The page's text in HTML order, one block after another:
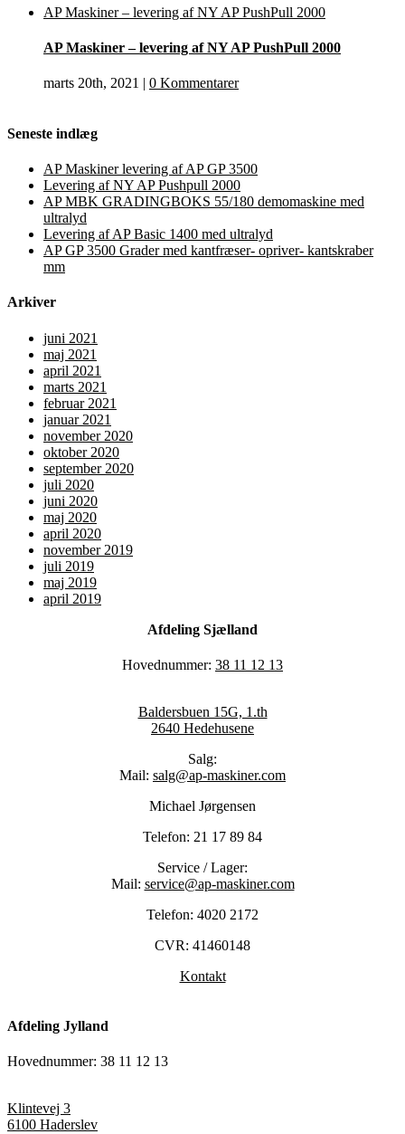
AP Maskiner – levering af NY AP PushPull 2000
AP Maskiner – levering af NY AP PushPull 2000
marts 20th, 2021 0 Kommentarer
Seneste indlæg
AP Maskiner levering af AP GP 3500
Levering af NY AP Pushpull 2000
AP MBK GRADINGBOKS 55/180 demomaskine med
ultralyd
Levering af AP Basic 1400 med ultralyd
AP GP 3500 Grader med kantfræser- opriver- kantskraber
mm
Arkiver
juni 2021
maj 2021
april 2021
marts 2021
februar 2021
januar 2021
november 2020
oktober 2020
september 2020
juli 2020
juni 2020
maj 2020
april 2020
november 2019
juli 2019
maj 2019
april 2019
Afdeling Sjælland
Hovednummer: 38 11 12 13
Baldersbuen 15G, 1.th
2640 Hedehusene
Salg:
Mail: salg@ap-maskiner.com
Michael Jørgensen
Telefon: 21 17 89 84
Service / Lager:
Mail: service@ap-maskiner.com
Telefon: 4020 2172
CVR: 41460148
Kontakt
Afdeling Jylland
Hovednummer: 38 11 12 13
Klintevej 3
6100 Haderslev